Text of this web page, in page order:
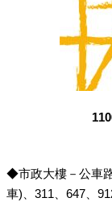
◆市政大樓－公車
車)、311、647、